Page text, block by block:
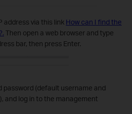
address via this link How can I find the
Then open a web browser and type
bar, then press Enter.
password (default username and
), and log in to the management